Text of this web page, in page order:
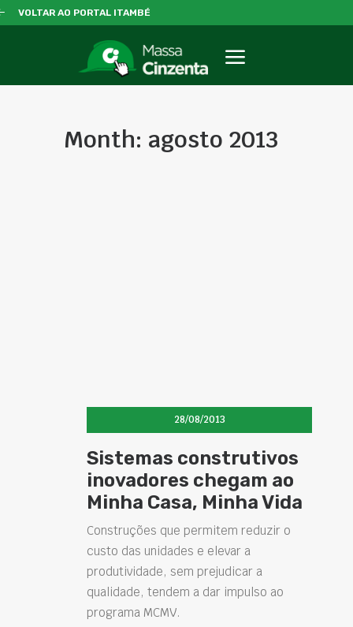
VOLTAR AO PORTAL ITAMBÉ
Month: agosto 2013
28/08/2013
Sistemas construtivos
inovadores chegam ao
Minha Casa, Minha Vida
Construções que permitem reduzir o
custo das unidades e elevar a
produtividade, sem prejudicar a
qualidade, tendem a dar impulso ao
programa MCMV.